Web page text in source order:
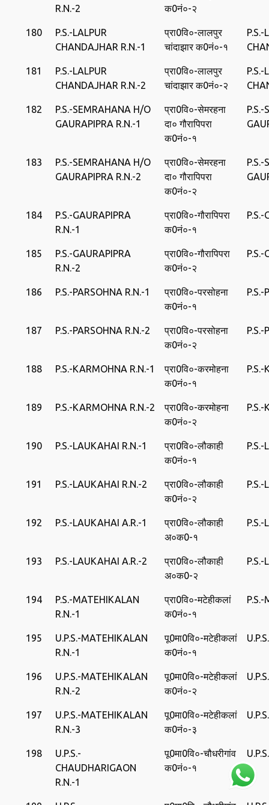
R.N.-2
क0नं०-२
180
P.S.-LALPUR
CHANDAJHAR R.N.-1
प्रा0वि०-लालपुर
चांदाझार क0नं०-१
P.S.-
181
P.S.-LALPUR
CHANDAJHAR R.N.-2
प्रा0वि०-लालपुर
चांदाझार क0नं०-२
P.S.-
182
P.S.-SEMRAHANA H/O
GAURAPIPRA R.N.-1
प्रा0वि०-सेमरहना
दा० गौरापिपरा
क0नं०-१
183
P.S.-SEMRAHANA H/O
GAURAPIPRA R.N.-2
प्रा0वि०-सेमरहना
दा० गौरापिपरा
क0नं०-२
184
P.S.-GAURAPIPRA
R.N.-1
प्रा0वि०-गौरापिपरा
क0नं०-१
P.S.-
185
P.S.-GAURAPIPRA
R.N.-2
प्रा0वि०-गौरापिपरा
क0नं०-२
P.S.-
186 P.S.-PARSOHNA R.N.-1
प्रा0वि०-परसोहना
क0नं०-१
P.S.-
187 P.S.-PARSOHNA R.N.-2
प्रा0वि०-परसोहना
क0नं०-२
P.S.-
188 P.S.-KARMOHNA R.N.-1
प्रा0वि०-करमोहना
क0नं०-१
189 P.S.-KARMOHNA R.N.-2
प्रा0वि०-करमोहना
क0नं०-२
190 P.S.-LAUKAHAI R.N.-1
प्रा0वि०-लौकाही
क0नं०-१
P.S.-
191 P.S.-LAUKAHAI R.N.-2
प्रा0वि०-लौकाही
क0नं०-२
P.S.-
192 P.S.-LAUKAHAI A.R.-1
प्रा0वि०-लौकाही
अ०क0-१
P.S.-
193 P.S.-LAUKAHAI A.R.-2
प्रा0वि०-लौकाही
अ०क0-२
P.S.-
194
P.S.-MATEHIKALAN
R.N.-1
प्रा0वि०-मटेहीकलां
क0नं०-१
195
U.P.S.-MATEHIKALAN
R.N.-1
पू0मा0वि०-मटेहीकलां
क0नं०-१
196
U.P.S.-MATEHIKALAN
R.N.-2
पू0मा0वि०-मटेहीकलां
क0नं०-२
197
U.P.S.-MATEHIKALAN
R.N.-3
पू0मा0वि०-मटेहीकलां
क0नं०-३
198
U.P.S.-
CHAUDHARIGAON
R.N.-1
पू0मा0वि०-चौधरीगांव
क0नं०-१